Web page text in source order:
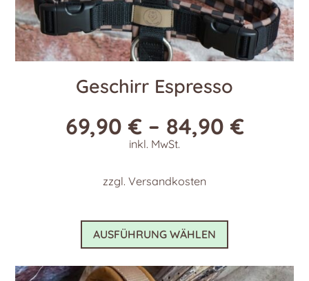
Geschirr Espresso
69,90€ – 84,90€
inkl. MwSt.
zzgl. Versandkosten
AUSFÜHRUNG WÄHLEN
Dieses
weist
mehrere